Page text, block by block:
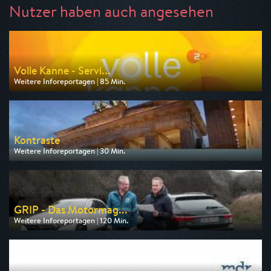
Nutzer haben auch angesehen
Volle Kanne - Servi...
Weitere Inforeportagen | 85 Min.
Ausgestrahlt von ZDF
am 07.08.2026, 09:05
Kontraste
Weitere Inforeportagen | 30 Min.
Ausgestrahlt von Tagesschau24
am 07.08.2026, 20:30
GRIP - Das Motormag...
Weitere Inforeportagen | 120 Min.
Ausgestrahlt von RTLZWEI
am 09.08.2026, 18:15